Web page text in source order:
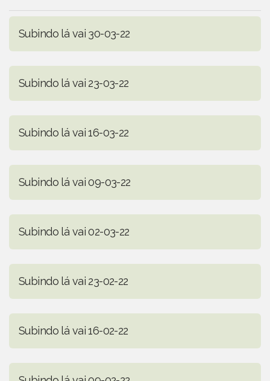
Subindo lá vai 30-03-22
Subindo lá vai 23-03-22
Subindo lá vai 16-03-22
Subindo lá vai 09-03-22
Subindo lá vai 02-03-22
Subindo lá vai 23-02-22
Subindo lá vai 16-02-22